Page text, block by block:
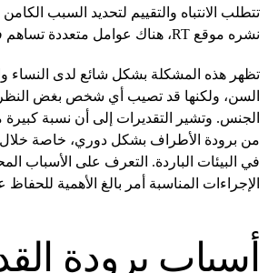
تتطلب الانتباه والتقييم لتحديد السبب الكامن
نشره موقع RT، هناك عوامل متعددة تساهم في هذه الظاهرة.
تظهر هذه المشكلة بشكل شائع لدى النساء
السن، ولكنها قد تصيب أي شخص بغض
الجنس. وتشير التقديرات إلى أن نسبة
من برودة الأطراف بشكل دوري، خاصة
في البيئات الباردة. التعرف على الأسباب
الإجراءات المناسبة أمر بالغ الأهمية
أسباب برودة